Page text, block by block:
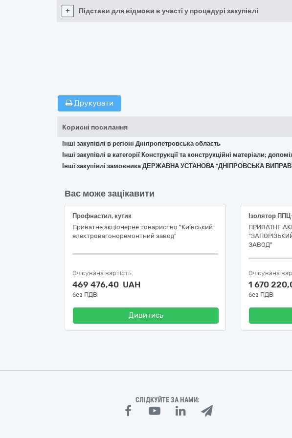
+ Підстави для відмови в участі у процедурі закупівлі
Друкувати
Корисні посилання
Інші закупівлі в регіоні Дніпропетровська область
Інші закупівлі в категорії Конструкції та конструкційні матеріали;
Інші закупівлі замовника ДЕРЖАВНА УСТАНОВА "ДНІПРОВСЬКА
Вас може зацікавити
Профнастил, кутик
Приватне акціонерне товариство "Київський
електровагоноремонтний завод"
Очікувана вартість
469 476,40 UAH
без ПДВ
Дивитись
ПРИВАТНЕ
ЗАВОД"
Очікувана
1 670
без ПДВ
СЛІДКУЙТЕ ЗА НАМИ: